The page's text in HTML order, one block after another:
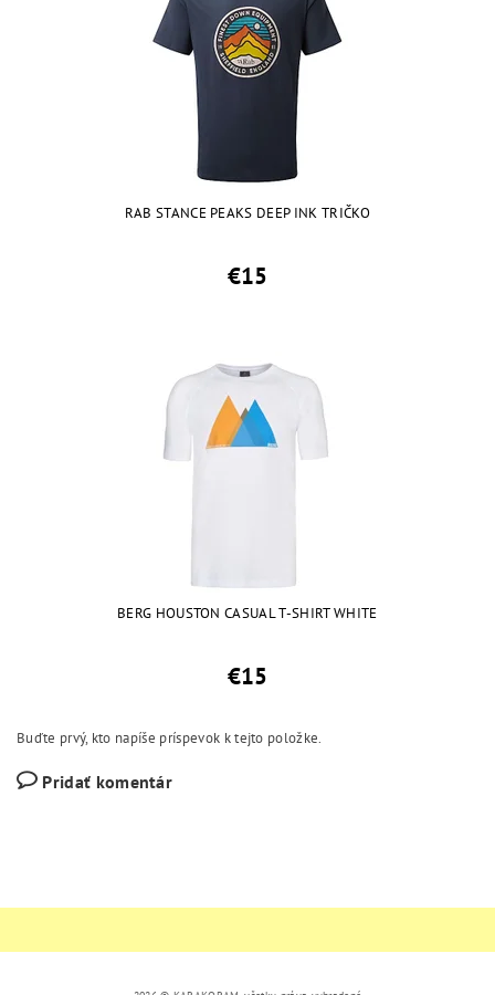
RAB STANCE PEAKS DEEP INK TRIČKO
€15
BERG HOUSTON CASUAL T-SHIRT WHITE
€15
Buďte prvý, kto napíše príspevok k tejto položke.
Pridať komentár